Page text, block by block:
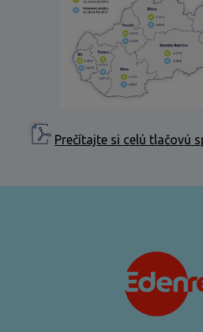
Prečítajte si celú tlačovú